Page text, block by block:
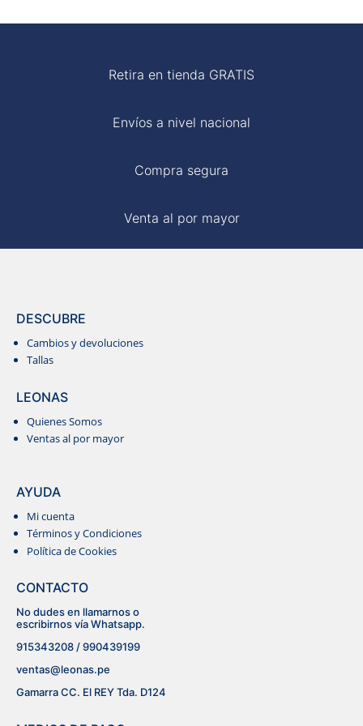
BLUSAS
POLOS
Retira en tienda GRATIS
Envíos a nivel nacional
Compra segura
Venta al por mayor
DESCUBRE
Cambios y devoluciones
Tallas
LEONAS
Quienes Somos
Ventas al por mayor
AYUDA
Mi cuenta
Términos y Condiciones
Política de Cookies
CONTACTO
No dudes en llamarnos o
escribirnos vía Whatsapp.
915343208 / 990439199
ventas@leonas.pe
Gamarra CC. El REY Tda. D124